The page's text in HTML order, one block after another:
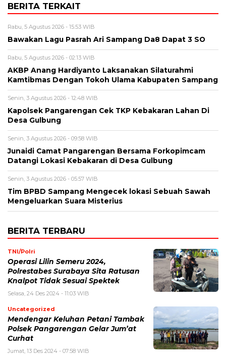
BERITA TERKAIT
Rabu, 5 Agustus 2026 - 15:53 WIB
Bawakan Lagu Pasrah Ari Sampang Da8 Dapat 3 SO
Rabu, 5 Agustus 2026 - 02:13 WIB
AKBP Anang Hardiyanto Laksanakan Silaturahmi
Kamtibmas Dengan Tokoh Ulama Kabupaten Sampang
Senin, 3 Agustus 2026 - 12:48 WIB
Kapolsek Pangarengan Cek TKP Kebakaran Lahan Di
Desa Gulbung
Senin, 3 Agustus 2026 - 09:58 WIB
Junaidi Camat Pangarengan Bersama Forkopimcam
Datangi Lokasi Kebakaran di Desa Gulbung
Senin, 3 Agustus 2026 - 05:57 WIB
Tim BPBD Sampang Mengecek lokasi Sebuah Sawah
Mengeluarkan Suara Misterius
BERITA TERBARU
TNI/Polri
Operasi Lilin Semeru 2024,
Polrestabes Surabaya Sita Ratusan
Knalpot Tidak Sesuai Spektek
Selasa, 24 Des 2024 - 11:03 WIB
Uncategorized
Mendengar Keluhan Petani Tambak
Polsek Pangarengan Gelar Jum’at
Curhat
Jumat, 13 Des 2024 - 07:58 WIB